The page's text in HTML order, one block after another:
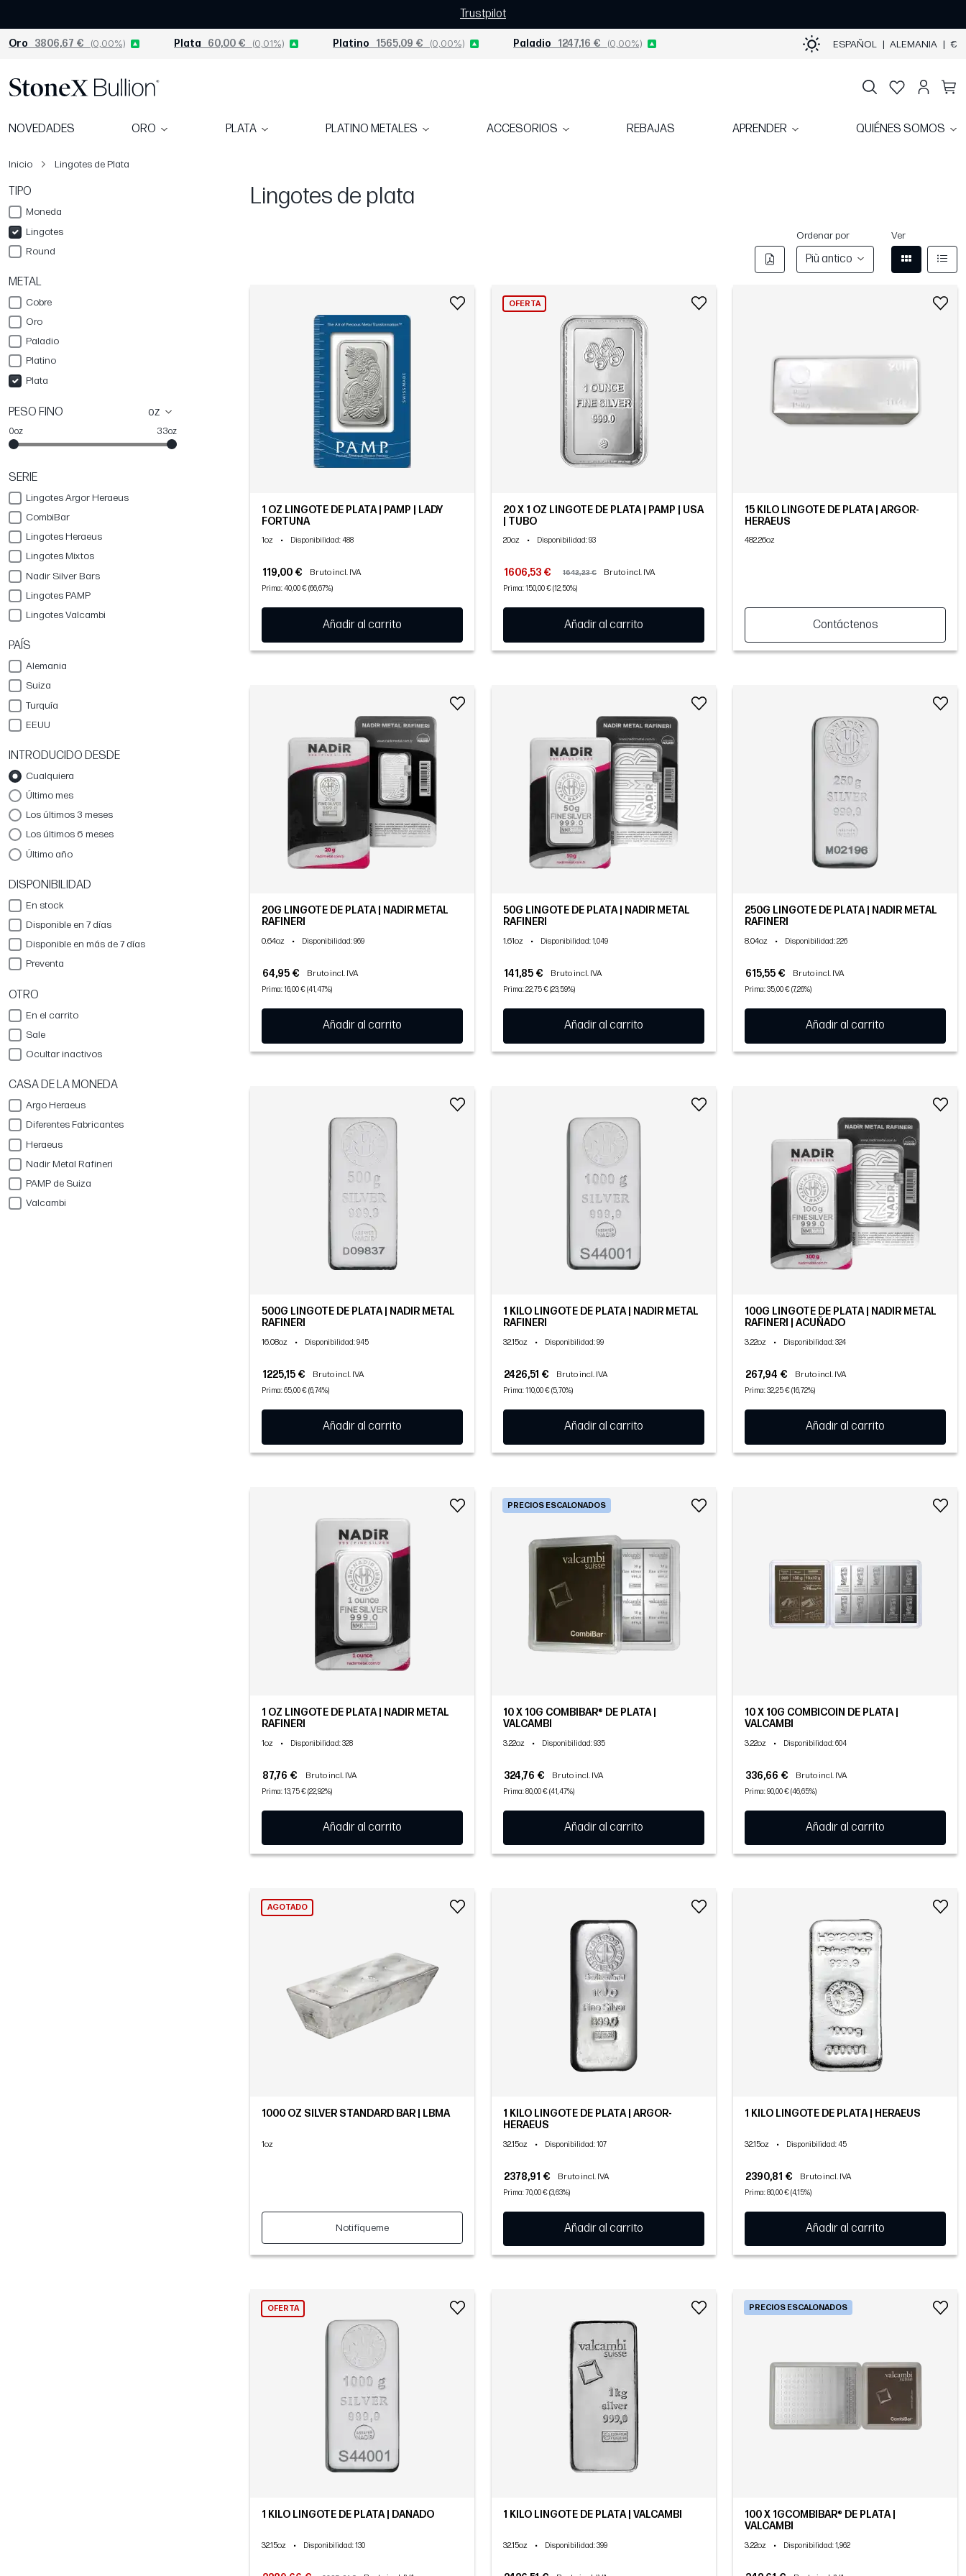
Trustpilot
Oro 3806,67 € (0,00%) Plata 60,00 € (0,01%) Platino 1565,09 € (0,00%) Paladio 1247,16 € (0,00%) ESPAÑOL | ALEMANIA | €
NOVEDADES ORO PLATA PLATINO METALES ACCESORIOS REBAJAS APRENDER QUIÉNES SOMOS
Inicio Lingotes de Plata
TIPO
Moneda
Lingotes
Round
METAL
Cobre
Oro
Paladio
Platino
Plata
PESO FINO oz
0oz 33oz
SERIE
Lingotes Argor Heraeus
CombiBar
Lingotes Heraeus
Lingotes Mixtos
Nadir Silver Bars
Lingotes PAMP
Lingotes Valcambi
PAÍS
Alemania
Suiza
Turquía
EEUU
INTRODUCIDO DESDE
Cualquiera
Último mes
Los últimos 3 meses
Los últimos 6 meses
Último año
DISPONIBILIDAD
En stock
Disponible en 7 días
Disponible en más de 7 días
Preventa
OTRO
En el carrito
Sale
Ocultar inactivos
CASA DE LA MONEDA
Argo Heraeus
Diferentes Fabricantes
Heraeus
Nadir Metal Rafineri
PAMP de Suiza
Valcambi
Lingotes de plata
Ordenar por
Più antico
Ver
1 OZ LINGOTE DE PLATA | PAMP | LADY
FORTUNA
1oz • Disponibilidad: 488
119,00 € Bruto incl. IVA
Prima: 40,00 € (66,67%)
Añadir al carrito
OFERTA
20 X 1 OZ LINGOTE DE PLATA | PAMP | USA
| TUBO
20oz • Disponibilidad: 93
1606,53 € 1642,23 € Bruto incl. IVA
Prima: 150,00 € (12,50%)
Añadir al carrito
15 KILO LINGOTE DE PLATA | ARGOR-
HERAEUS
482.26oz
Contáctenos
20G LINGOTE DE PLATA | NADIR METAL
RAFINERI
0.64oz • Disponibilidad: 969
64,95 € Bruto incl. IVA
Prima: 16,00 € (41,47%)
Añadir al carrito
50G LINGOTE DE PLATA | NADIR METAL
RAFINERI
1.61oz • Disponibilidad: 1,049
141,85 € Bruto incl. IVA
Prima: 22,75 € (23,59%)
Añadir al carrito
250G LINGOTE DE PLATA | NADIR METAL
RAFINERI
8.04oz • Disponibilidad: 226
615,55 € Bruto incl. IVA
Prima: 35,00 € (7,26%)
Añadir al carrito
500G LINGOTE DE PLATA | NADIR METAL
RAFINERI
16.08oz • Disponibilidad: 945
1225,15 € Bruto incl. IVA
Prima: 65,00 € (6,74%)
Añadir al carrito
1 KILO LINGOTE DE PLATA | NADIR METAL
RAFINERI
32.15oz • Disponibilidad: 99
2426,51 € Bruto incl. IVA
Prima: 110,00 € (5,70%)
Añadir al carrito
100G LINGOTE DE PLATA | NADIR METAL
RAFINERI | ACUÑADO
3.22oz • Disponibilidad: 324
267,94 € Bruto incl. IVA
Prima: 32,25 € (16,72%)
Añadir al carrito
1 OZ LINGOTE DE PLATA | NADIR METAL
RAFINERI
1oz • Disponibilidad: 328
87,76 € Bruto incl. IVA
Prima: 13,75 € (22,92%)
Añadir al carrito
PRECIOS ESCALONADOS
10 X 10G COMBIBAR® DE PLATA |
VALCAMBI
3.22oz • Disponibilidad: 935
324,76 € Bruto incl. IVA
Prima: 80,00 € (41,47%)
Añadir al carrito
10 X 10G COMBICOIN DE PLATA |
VALCAMBI
3.22oz • Disponibilidad: 604
336,66 € Bruto incl. IVA
Prima: 90,00 € (46,65%)
Añadir al carrito
AGOTADO
1000 OZ SILVER STANDARD BAR | LBMA
1oz
Notifíqueme
1 KILO LINGOTE DE PLATA | ARGOR-
HERAEUS
32.15oz • Disponibilidad: 107
2378,91 € Bruto incl. IVA
Prima: 70,00 € (3,63%)
Añadir al carrito
1 KILO LINGOTE DE PLATA | HERAEUS
32.15oz • Disponibilidad: 45
2390,81 € Bruto incl. IVA
Prima: 80,00 € (4,15%)
Añadir al carrito
OFERTA
1 KILO LINGOTE DE PLATA | DAÑADO
32.15oz • Disponibilidad: 130
1 KILO LINGOTE DE PLATA | VALCAMBI
32.15oz • Disponibilidad: 399
PRECIOS ESCALONADOS
100 X 1GCOMBIBAR® DE PLATA |
VALCAMBI
3.22oz • Disponibilidad: 1,962